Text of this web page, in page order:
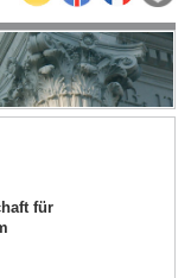
für